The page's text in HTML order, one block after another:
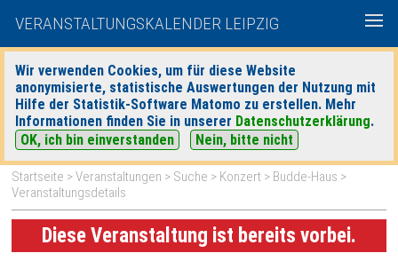
VERANSTALTUNGSKALENDER LEIPZIG
Wir verwenden Cookies, um für diese Website
anonymisierte, statistische Auswertungen der Nutzung mit
Hilfe der Statistik-Software Matomo zu erstellen. Mehr
Informationen finden Sie in unserer Datenschutzerklärung.
OK, ich bin einverstanden
Nein, bitte nicht
heute|morgen| Detaillierte Suche
Startseite >Veranstaltungen > Suche > Konzert > Budde-Haus >
Veranstaltungsdetails
Diese Veranstaltung ist bereits vorbei.